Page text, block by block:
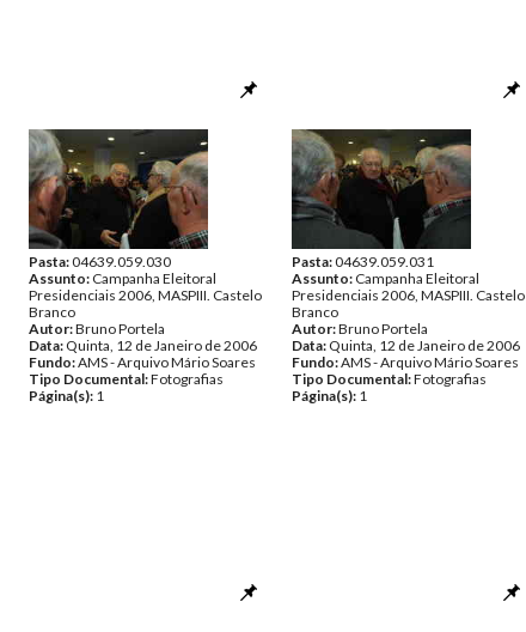
Pasta:04639.059.030
Assunto: Campanha Eleitoral
Presidenciais 2006, MASPIII. Castelo
Branco
Autor:Bruno Portela
Data: Quinta, 12 de Janeiro de 2006
Fundo:AMS - Arquivo Mário Soares
Tipo Documental:Fotografias
Página(s): 1
Pasta:04639.059.031
Assunto: Campanha Eleitoral
Presidenciais 2006, MASPIII. Castelo
Branco
Autor:Bruno Portela
Data: Quinta, 12 de Janeiro de 2006
Fundo:AMS - Arquivo Mário Soares
Tipo Documental:Fotografias
Página(s): 1